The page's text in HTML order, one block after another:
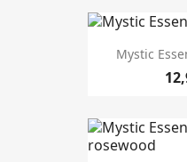
Mystic